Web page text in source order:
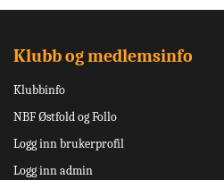
Klubb og medlemsinfo
Klubbinfo
NBF Østfold og Follo
Logg inn brukerprofil
Logg inn admin